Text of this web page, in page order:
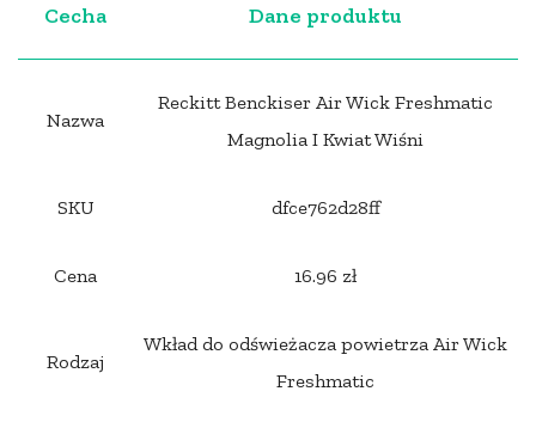
Cecha Dane produktu
Nazwa
Reckitt Benckiser Air Wick Freshmatic
Magnolia I Kwiat Wiśni
SKU dfce762d28ff
Cena 16.96 zł
Rodzaj
Wkład do odświeżacza powietrza Air Wick
Freshmatic